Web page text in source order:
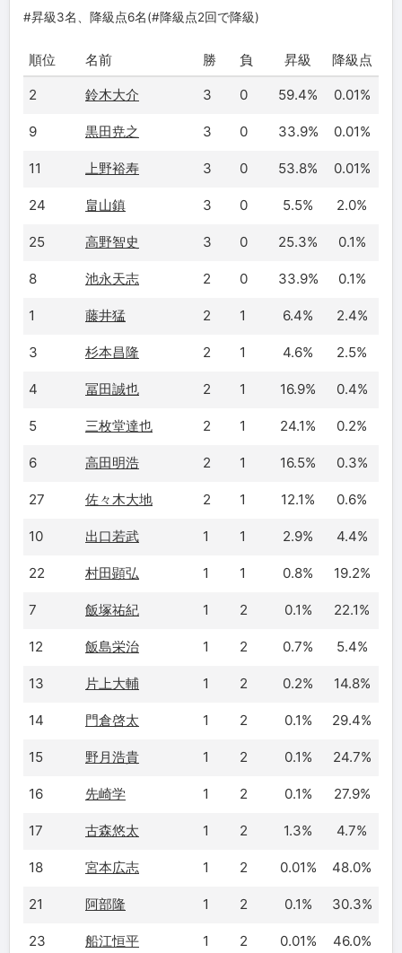
#昇級3名、降級点6名(#降級点2回で降級)
順位 名前 勝 負 昇級 降級点
2 鈴木大介 3 0 59.4% 0.01%
9 黒田尭之 3 0 33.9% 0.01%
11 上野裕寿 3 0 53.8% 0.01%
24 畠山鎮 3 0 5.5% 2.0%
25 高野智史 3 0 25.3% 0.1%
8 池永天志 2 0 33.9% 0.1%
1 藤井猛 2 1 6.4% 2.4%
3 杉本昌隆 2 1 4.6% 2.5%
4 冨田誠也 2 1 16.9% 0.4%
5 三枚堂達也 2 1 24.1% 0.2%
6 高田明浩 2 1 16.5% 0.3%
27 佐々木大地 2 1 12.1% 0.6%
10 出口若武 1 1 2.9% 4.4%
22 村田顕弘 1 1 0.8% 19.2%
7 飯塚祐紀 1 2 0.1% 22.1%
12 飯島栄治 1 2 0.7% 5.4%
13 片上大輔 1 2 0.2% 14.8%
14 門倉啓太 1 2 0.1% 29.4%
15 野月浩貴 1 2 0.1% 24.7%
16 先崎学 1 2 0.1% 27.9%
17 古森悠太 1 2 1.3% 4.7%
18 宮本広志 1 2 0.01% 48.0%
21 阿部隆 1 2 0.1% 30.3%
23 船江恒平 1 2 0.01% 46.0%